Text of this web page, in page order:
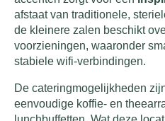
afstaat van traditionele,
de kleinere zalen beschikt
voorzieningen, waaronder
stabiele wifi-verbindingen.
De cateringmogelijkheden
eenvoudige koffie- en